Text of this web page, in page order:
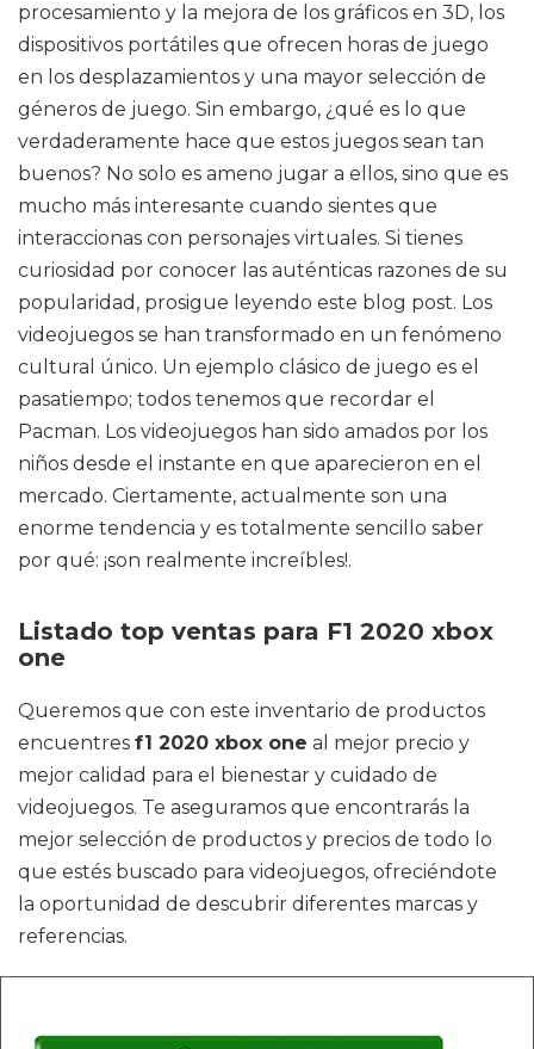
procesamiento y la mejora de los gráficos en 3D, los
dispositivos portátiles que ofrecen horas de juego
en los desplazamientos y una mayor selección de
géneros de juego. Sin embargo, ¿qué es lo que
verdaderamente hace que estos juegos sean tan
buenos? No solo es ameno jugar a ellos, sino que es
mucho más interesante cuando sientes que
interaccionas con personajes virtuales. Si tienes
curiosidad por conocer las auténticas razones de su
popularidad, prosigue leyendo este blog post. Los
videojuegos se han transformado en un fenómeno
cultural único. Un ejemplo clásico de juego es el
pasatiempo; todos tenemos que recordar el
Pacman. Los videojuegos han sido amados por los
niños desde el instante en que aparecieron en el
mercado. Ciertamente, actualmente son una
enorme tendencia y es totalmente sencillo saber
por qué: ¡son realmente increíbles!.
Listado top ventas para F1 2020 xbox
one
Queremos que con este inventario de productos
encuentres f1 2020 xbox one al mejor precio y
mejor calidad para el bienestar y cuidado de
videojuegos. Te aseguramos que encontrarás la
mejor selección de productos y precios de todo lo
que estés buscado para videojuegos, ofreciéndote
la oportunidad de descubrir diferentes marcas y
referencias.